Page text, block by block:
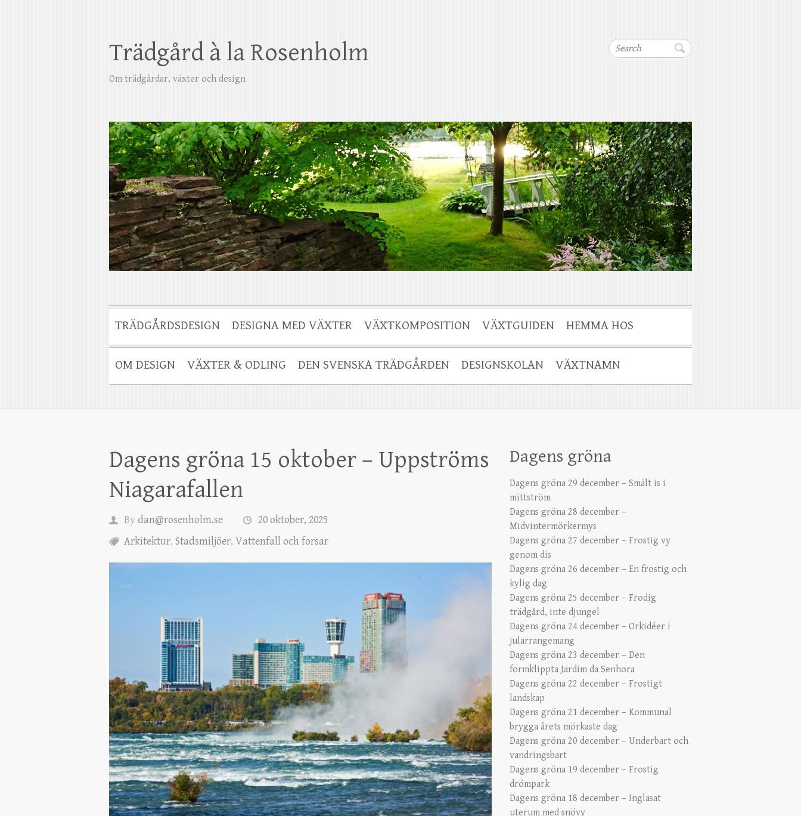
Search
Trädgård à la Rosenholm
Om trädgårdar, växter och design
TRÄDGÅRDSDESIGN DESIGNA MED VÄXTER VÄXTKOMPOSITION VÄXTGUIDEN HEMMA HOS
OM DESIGN VÄXTER & ODLING DEN SVENSKA TRÄDGÅRDEN DESIGNSKOLAN VÄXTNAMN
Dagens gröna 15 oktober – Uppströms
Niagarafallen
Bydan@rosenholm.se
20 oktober, 2025
Arkitektur, Stadsmiljöer, Vattenfall och forsar
Dagens gröna
Dagens gröna 29 december – Smält is i
mittström
Dagens gröna 28 december –
Midvintermörkermys
Dagens gröna 27 december – Frostig vy
genom dis
Dagens gröna 26 december – En frostig och
kylig dag
Dagens gröna 25 december – Frodig
trädgård, inte djungel
Dagens gröna 24 december – Orkidéer i
jularrangemang
Dagens gröna 23 december – Den
formklippta Jardim da Senhora
Dagens gröna 22 december – Frostigt
landskap
Dagens gröna 21 december – Kommunal
brygga årets mörkaste dag
Dagens gröna 20 december – Underbart och
vandringsbart
Dagens gröna 19 december – Frostig
drömpark
Dagens gröna 18 december – Inglasat
uterum med snövy